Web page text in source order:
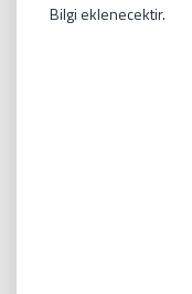
Bilgi eklenecektir.